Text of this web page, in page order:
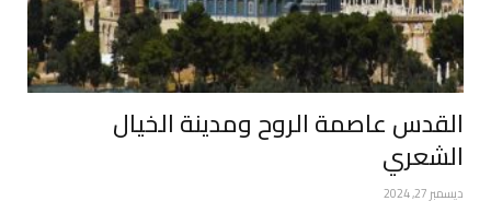
القدس عاصمة الروح ومدينة الخيال
الشعري
ديسمبر 27, 2024